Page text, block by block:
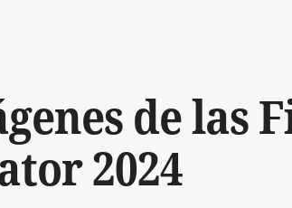
de las
2024